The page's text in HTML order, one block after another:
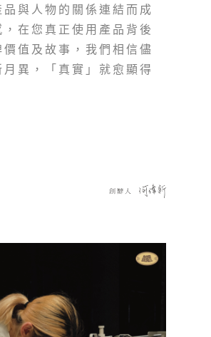
與人物的關係連結而成
在您真正使用產品背後
值及故事，我們相信儘
異，「真實」就愈顯得